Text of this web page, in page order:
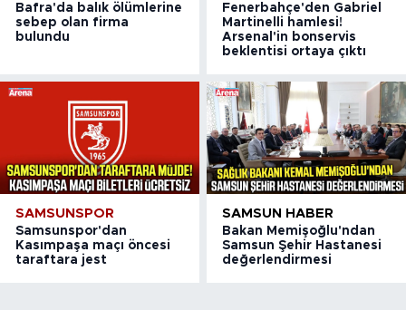
Bafra'da balık ölümlerine
sebep olan firma
bulundu
Fenerbahçe'den Gabriel
Martinelli hamlesi!
Arsenal'in bonservis
beklentisi ortaya çıktı
SAMSUNSPOR
Samsunspor'dan
Kasımpaşa maçı öncesi
taraftara jest
SAMSUN HABER
Bakan Memişoğlu'ndan
Samsun Şehir Hastanesi
değerlendirmesi